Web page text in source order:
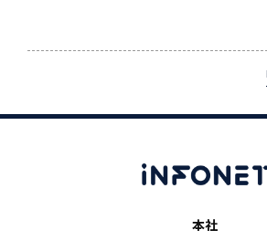
本社